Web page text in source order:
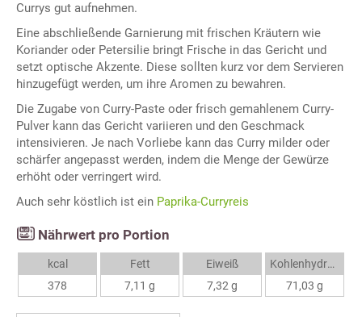
Currys gut aufnehmen.
Eine abschließende Garnierung mit frischen Kräutern wie
Koriander oder Petersilie bringt Frische in das Gericht und
setzt optische Akzente. Diese sollten kurz vor dem Servieren
hinzugefügt werden, um ihre Aromen zu bewahren.
Die Zugabe von Curry-Paste oder frisch gemahlenem Curry-
Pulver kann das Gericht variieren und den Geschmack
intensivieren. Je nach Vorliebe kann das Curry milder oder
schärfer angepasst werden, indem die Menge der Gewürze
erhöht oder verringert wird.
Auch sehr köstlich ist ein Paprika-Curryreis
Nährwert pro Portion
kcal
378
Fett
7,11 g
Eiweiß
7,32 g
Kohlenhydrate
71,03 g